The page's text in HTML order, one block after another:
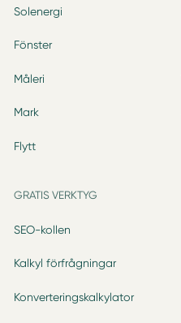
Solenergi
Fönster
Måleri
Mark
Flytt
GRATIS VERKTYG
SEO-kollen
Kalkyl förfrågningar
Konverteringskalkylator